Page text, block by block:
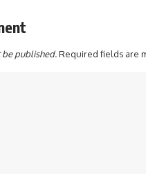
be published.Required fields are